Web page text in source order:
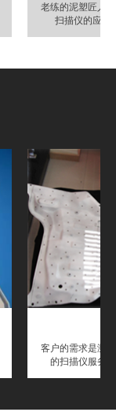
老练的泥塑匠人
扫描仪的应用
客户的需求是测
的扫描仪服务